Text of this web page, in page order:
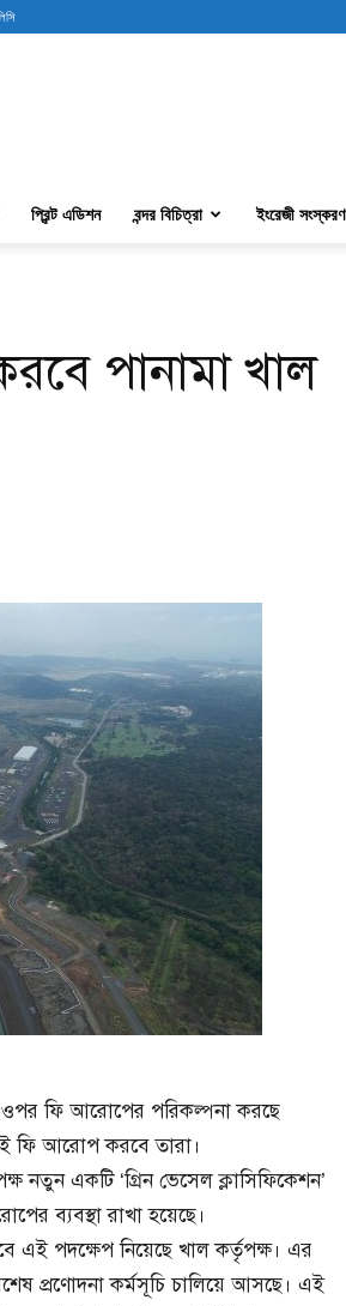
প্রিন্ট এডিশন বন্দর বিচিত্রা ইংরেজী সংস্করণ
পানামা খাল
ওপর ফি আরোপের পরিকল্পনা করছে
ফি আরোপ করবে তারা।
নতুন একটি ‘গ্রিন ভেসেল ক্লাসিফিকেশন’
ব্যবস্থা রাখা হয়েছে।
এই পদক্ষেপ নিয়েছে খাল কর্তৃপক্ষ। এর
প্রণোদনা কর্মসূচি চালিয়ে আসছে। এই